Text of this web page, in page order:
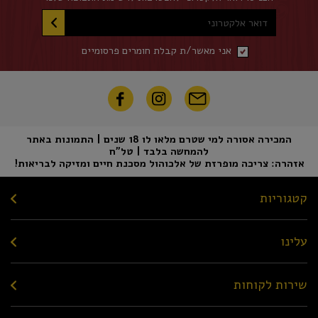
דואר אלקטרוני
אני מאשר/ת קבלת חומרים פרסומיים
המכירה אסורה למי שטרם מלאו לו 18 שנים | התמונות באתר
להמחשה בלבד | טל"ח
אזהרה: צריכה מופרזת של אלכוהול מסכנת חיים ומזיקה לבריאות!
קטגוריות
עלינו
שירות לקוחות